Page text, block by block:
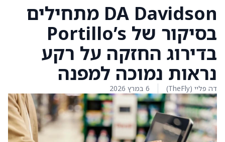
DA Davidson מתחילים
בסיקור של Portillo’s
בדירוג החזקה על רקע
נראות נמוכה למפנה
דה פליי (TheFly) 6 במרץ 2026